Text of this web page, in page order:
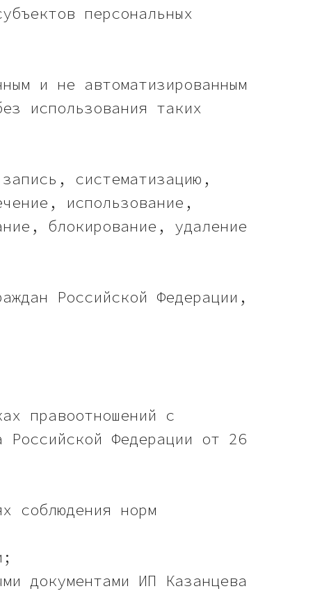
персональных
и не автоматизированным
использования таких
систематизацию,
использование,
блокирование, удаление
Российской Федерации,
правоотношений с
Российской Федерации от 26
соблюдения норм
документами ИП Казанцева